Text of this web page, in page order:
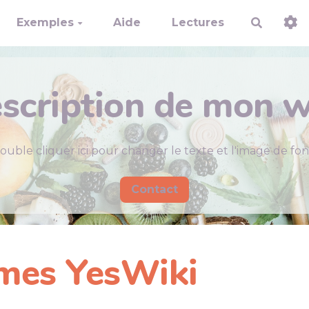
Exemples Aide Lectures
de mon
cliquer ici pour changer le texte et l'image de
Contact
YesWiki